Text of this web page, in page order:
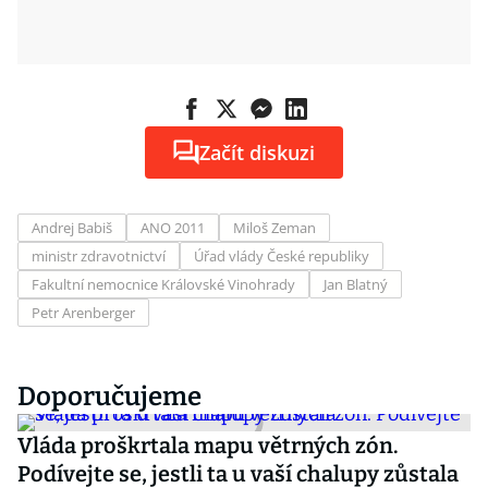
Začít diskuzi
Andrej Babiš ANO 2011
Miloš Zeman
ministr zdravotnictví
Úřad vlády České republiky
Fakultní nemocnice Královské Vinohrady
Jan Blatný
Petr Arenberger
Doporučujeme
Vláda proškrtala mapu větrných zón.
Podívejte se, jestli ta u vaší chalupy zůstala